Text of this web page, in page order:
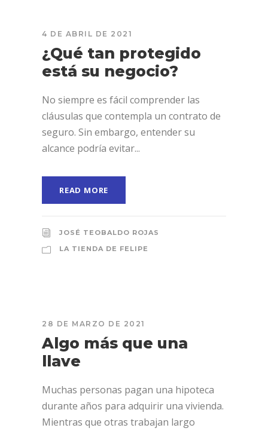
4 DE ABRIL DE 2021
¿Qué tan protegido
está su negocio?
No siempre es fácil comprender las
cláusulas que contempla un contrato de
seguro. Sin embargo, entender su
alcance podría evitar...
READ MORE
JOSÉ TEOBALDO ROJAS
LA TIENDA DE FELIPE
28 DE MARZO DE 2021
Algo más que una
llave
Muchas personas pagan una hipoteca
durante años para adquirir una vivienda.
Mientras que otras trabajan largo